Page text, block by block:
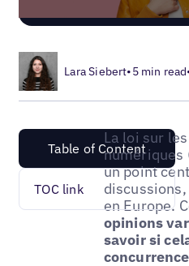
Lara Siebert•5 min read
Table of Content
TOC link
La loi sur
numériques
un point
en Europe.
opinions
savoir si